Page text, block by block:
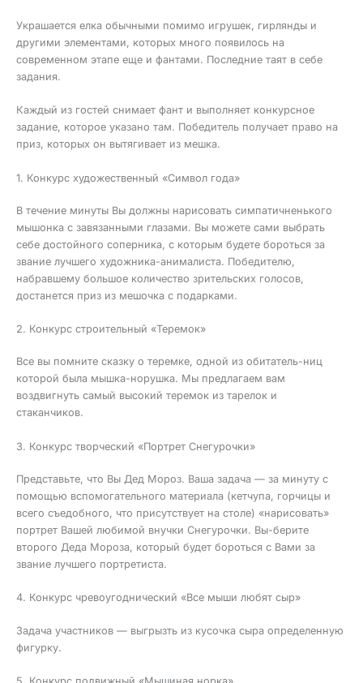
Украшается елка обычными помимо игрушек, гирлянды и
другими элементами, которых много появилось на
современном этапе еще и фантами. Последние таят в себе
задания.
Каждый из гостей снимает фант и выполняет конкурсное
задание, которое указано там. Победитель получает право на
приз, которых он вытягивает из мешка.
1. Конкурс художественный «Символ года»
В течение минуты Вы должны нарисовать симпатичненького
мышонка с завязанными глазами. Вы можете сами выбрать
себе достойного соперника, с которым будете бороться за
звание лучшего художника-анималиста. Победителю,
набравшему большое количество зрительских голосов,
достанется приз из мешочка с подарками.
2. Конкурс строительный «Теремок»
Все вы помните сказку о теремке, одной из обитатель-ниц
которой была мышка-норушка. Мы предлагаем вам
воздвигнуть самый высокий теремок из тарелок и
стаканчиков.
3. Конкурс творческий «Портрет Снегурочки»
Представьте, что Вы Дед Мороз. Ваша задача — за минуту с
помощью вспомогательного материала (кетчупа, горчицы и
всего съедобного, что присутствует на столе) «нарисовать»
портрет Вашей любимой внучки Снегурочки. Вы-берите
второго Деда Мороза, который будет бороться с Вами за
звание лучшего портретиста.
4. Конкурс чревоугоднический «Все мыши любят сыр»
Задача участников — выгрызть из кусочка сыра определенную
фигурку.